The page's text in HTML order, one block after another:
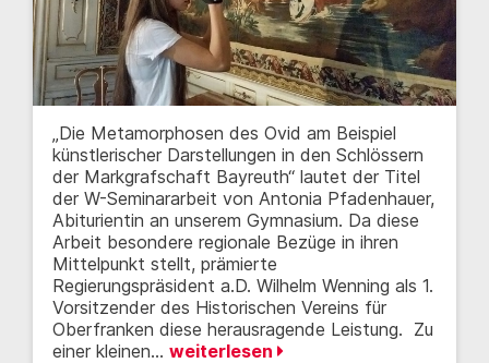
„Die Metamorphosen des Ovid am Beispiel
künstlerischer Darstellungen in den Schlössern
der Markgrafschaft Bayreuth“ lautet der Titel
der W-Seminararbeit von Antonia Pfadenhauer,
Abiturientin an unserem Gymnasium. Da diese
Arbeit besondere regionale Bezüge in ihren
Mittelpunkt stellt, prämierte
Regierungspräsident a.D. Wilhelm Wenning als 1.
Vorsitzender des Historischen Vereins für
Oberfranken diese herausragende Leistung. Zu
einer kleinen… weiterlesen